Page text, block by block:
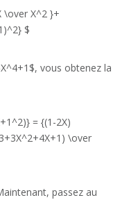
\over X^2 }+
$
vous obtenez la
= {(1-2X)
\over
passez au